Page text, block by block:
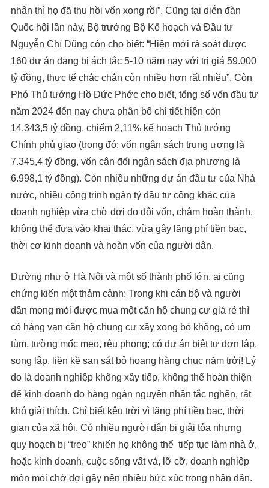
nhân thì họ đã thu hồi vốn xong rồi”. Cũng tại diễn đàn
Quốc hội lần này, Bộ trưởng Bộ Kế hoạch và Đầu tư
Nguyễn Chí Dũng còn cho biết: “Hiện mới rà soát được
160 dự án đang bị ách tắc 5-10 năm nay với trị giá 59.000
tỷ đồng, thực tế chắc chắn còn nhiều hơn rất nhiều”. Còn
Phó Thủ tướng Hồ Đức Phớc cho biết, tổng số vốn đầu tư
năm 2024 đến nay chưa phân bổ chi tiết hiện còn
14.343,5 tỷ đồng, chiếm 2,11% kế hoạch Thủ tướng
Chính phủ giao (trong đó: vốn ngân sách trung ương là
7.345,4 tỷ đồng, vốn cân đối ngân sách địa phương là
6.998,1 tỷ đồng). Còn nhiều những dự án đầu tư của Nhà
nước, nhiều công trình ngàn tỷ đầu tư công khác của
doanh nghiệp vừa chờ đợi do đội vốn, chậm hoàn thành,
không thể đưa vào khai thác, vừa gây lãng phí tiền bạc,
thời cơ kinh doanh và hoàn vốn của người dân.
Dường như ở Hà Nội và một số thành phố lớn, ai cũng
chứng kiến một thảm cảnh: Trong khi cán bộ và người
dân mong mỏi được mua một căn hộ chung cư giá rẻ thì
có hàng vạn căn hộ chung cư xây xong bỏ không, cỏ um
tùm, tường mốc meo, rêu phong; có dự án biệt tự đơn lập,
song lập, liền kề san sát bỏ hoang hàng chục năm trởi! Lý
do là doanh nghiệp không xây tiếp, không thể hoàn thiện
để kinh doanh do hàng ngàn nguyên nhân tắc nghẽn, rất
khó giải thích. Chỉ biết kêu trời vì lãng phí tiền bạc, thời
gian của xã hội. Có nhiều người dân bị giải tỏa nhưng
quy hoạch bị “treo” khiến họ không thể tiếp tục làm nhà ở,
hoặc kinh doanh, cuộc sống vất vả, lỡ cỡ, doanh nghiệp
mòn mỏi chờ đợi gây nên nhiều bức xúc trong nhân dân.